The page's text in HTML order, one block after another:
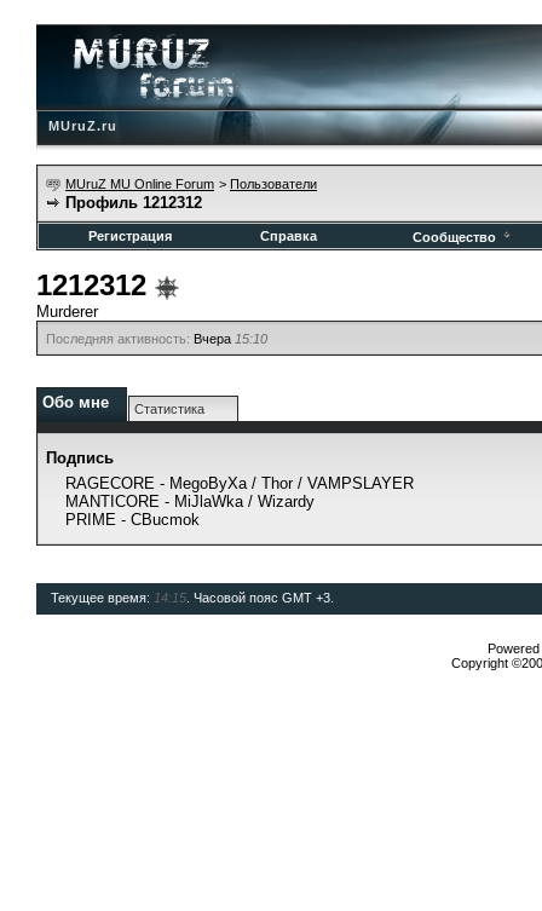
MUruZ.ru
MUruZ MU Online Forum > Пользователи
Профиль 1212312
Регистрация Справка Сообщество
1212312
Murderer
Последняя активность: Вчера 15:10
Обо мне Статистика
Подпись
RAGECORE - MegoByXa / Thor / VAMPSLAYER
MANTICORE - MiJlaWka / Wizardy
PRIME - CBucmok
Текущее время: 14:15 . Часовой пояс GMT +3.
Copyright